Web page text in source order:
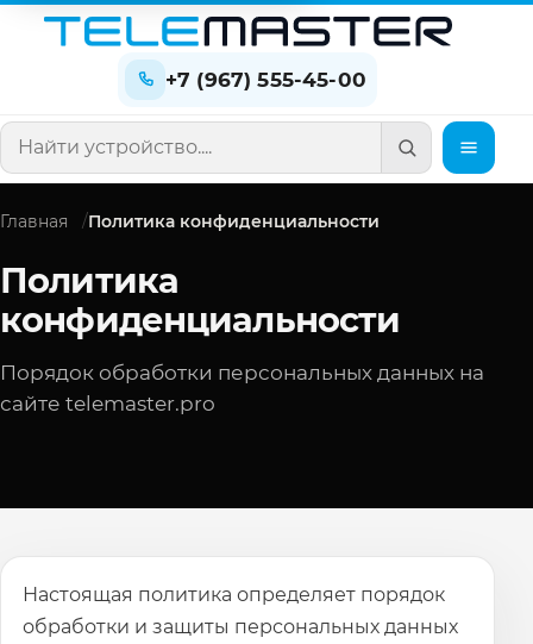
+7 (967) 555-45-00
Поиск по сайту
Главная Политика конфиденциальности
Политика
конфиденциальности
Порядок обработки персональных данных на
сайте telemaster.pro
Настоящая политика определяет порядок
обработки и защиты персональных данных